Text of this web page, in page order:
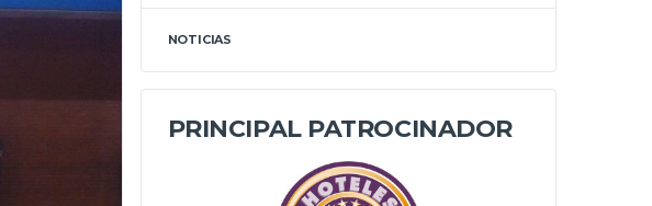
NOTICIAS
PRINCIPAL PATROCINADOR